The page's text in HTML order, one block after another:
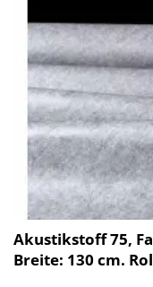
Akustikstoff 75,
Breite: 130 cm.